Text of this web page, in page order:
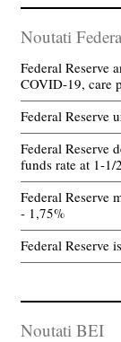
Noutati
Federal Reserve
COVID-19, care
Federal Reserve
Federal Reserve
funds rate at 1-
Federal Reserve
- 1,75%
Federal Reserve
Noutati BEI